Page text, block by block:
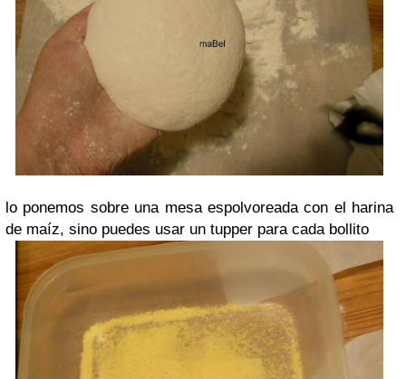
lo ponemos sobre una mesa espolvoreada con el harina
de maíz, sino puedes usar un tupper para cada bollito